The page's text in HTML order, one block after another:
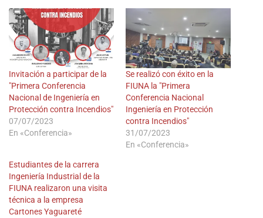
Invitación a participar de la
"Primera Conferencia
Nacional de Ingeniería en
Protección contra Incendios"
07/07/2023
En «Conferencia»
Se realizó con éxito en la
FIUNA la "Primera
Conferencia Nacional
Ingeniería en Protección
contra Incendios"
31/07/2023
En «Conferencia»
Estudiantes de la carrera
Ingeniería Industrial de la
FIUNA realizaron una visita
técnica a la empresa
Cartones Yaguareté